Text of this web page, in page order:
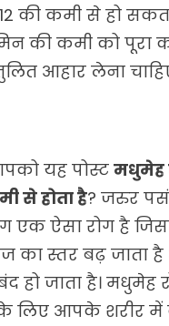
की कमी से हो
की कमी को पूरा
आहार लेना
यह पोस्ट मधुमेह
से होता है? जरुर
एक ऐसा रोग है
का स्तर बढ़ जाता
हो जाता है। मधुमेह
के लिए आपके शरीर